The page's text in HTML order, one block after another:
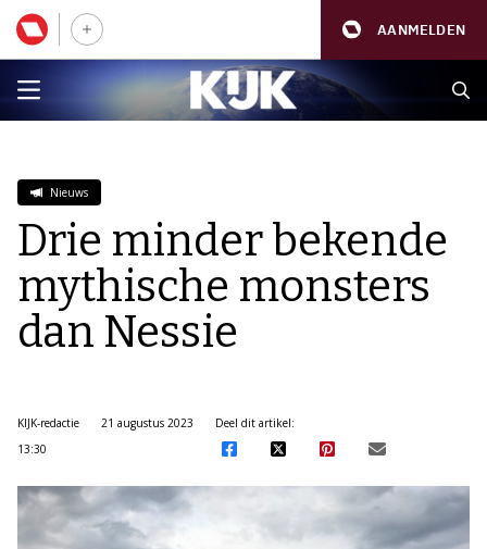
AANMELDEN
Nieuws
Drie minder bekende
mythische monsters
dan Nessie
KIJK-redactie
21 augustus 2023
13:30
Deel dit artikel: